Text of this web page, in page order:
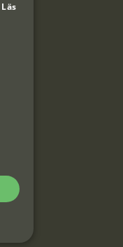
Läs